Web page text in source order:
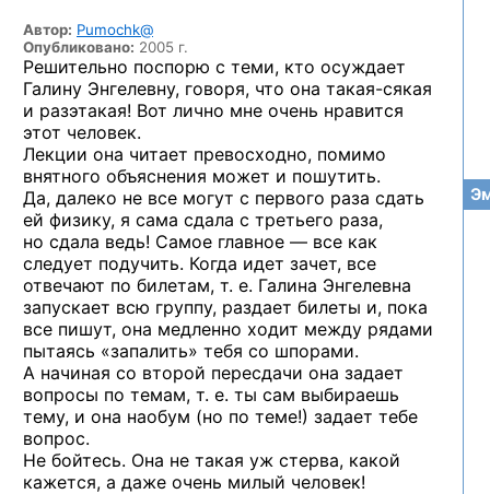
Автор: Pumochk@
Опубликовано: 2005 г.
Решительно поспорю с теми, кто осуждает
Галину Энгелевну, говоря, что она такая-сякая
и разэтакая! Вот лично мне очень нравится
этот человек.
Лекции она читает превосходно, помимо
внятного объяснения может и пошутить.
Да, далеко не все могут с первого раза сдать
ей физику, я сама сдала с третьего раза,
но сдала ведь! Самое главное — все как
следует подучить. Когда идет зачет, все
отвечают по билетам, т. е. Галина Энгелевна
запускает всю группу, раздает билеты и, пока
все пишут, она медленно ходит между рядами
пытаясь «запалить» тебя со шпорами.
А начиная со второй пересдачи она задает
вопросы по темам, т. е. ты сам выбираешь
тему, и она наобум (но по теме!) задает тебе
вопрос.
Не бойтесь. Она не такая уж стерва, какой
кажется, а даже очень милый человек!